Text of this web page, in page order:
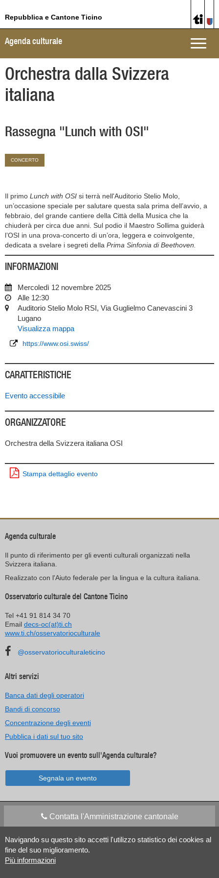
Navigando su questo sito accetti l'utilizzo statistico dei cookies al
fine del suo miglioramento.
Più informazioni
Repubblica e Cantone Ticino
Toggle
Agenda culturale
Orchestra dalla Svizzera
italiana
Rassegna "Lunch with OSI"
CONCERTO
Il primo Lunch with OSI si terrà nell'Auditorio Stelio Molo,
un’occasione speciale per salutare questa sala prima dell’avvio, a
febbraio, del grande cantiere della Città della Musica che la
chiuderà per circa due anni. Sul podio il Maestro Sollima guiderà
l’OSI in una prova-concerto di un’ora, leggera e coinvolgente,
dedicata a svelare i segreti della Prima Sinfonia di Beethoven.
INFORMAZIONI
Mercoledì 12 novembre 2025
Alle 12:30
Auditorio Stelio Molo RSI, Via Guglielmo Canevascini 3
Lugano
Visualizza mappa
https://www.osi.swiss/
CARATTERISTICHE
Evento accessibile
ORGANIZZATORE
Orchestra della Svizzera italiana OSI
Stampa dettaglio evento
Agenda culturale
Il punto di riferimento per gli eventi culturali organizzati nella
Svizzera italiana.
Realizzato con l'Aiuto federale per la lingua e la cultura italiana.
Osservatorio culturale del Cantone Ticino
Tel +41 91 814 34 70
Email decs-oc(at)ti.ch
www.ti.ch/osservatorioculturale
@osservatorioculturaleticino
Altri servizi
Banca dati degli operatori
Bandi di concorso
Concentrazione degli eventi
Pubblica i dati sul tuo sito
Vuoi promuovere un evento sull'Agenda culturale?
Segnala un evento
Contatta l'Amministrazione cantonale
Apps Mobile Social media